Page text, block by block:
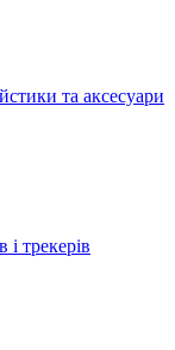
та аксесуари
трекерів